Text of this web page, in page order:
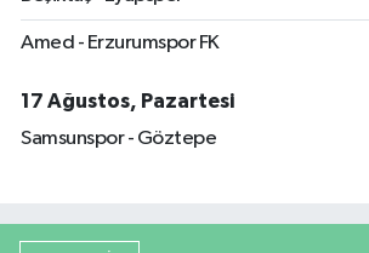
Amed - Erzurumspor FK
17 Ağustos, Pazartesi
Samsunspor - Göztepe